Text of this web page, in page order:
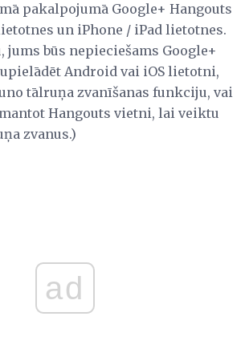
pakalpojumā Google+ Hangouts
un iPhone / iPad lietotnes.
jums būs nepieciešams Google+
Android vai iOS lietotni,
tālruņa zvanīšanas funkciju, vai
Hangouts vietni, lai veiktu
zvanus.)
ad